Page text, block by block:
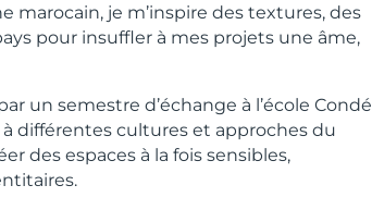
marocain, je m’inspire des textures, des
pour insuffler à mes projets une âme,
un semestre d’échange à l’école Condé
à différentes cultures et approches du
des espaces à la fois sensibles,